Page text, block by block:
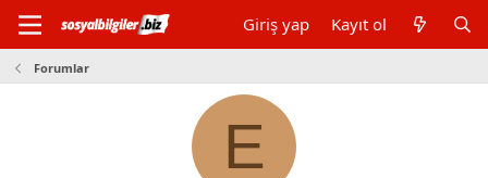
Giriş yap Kayıt ol
Forumlar
E